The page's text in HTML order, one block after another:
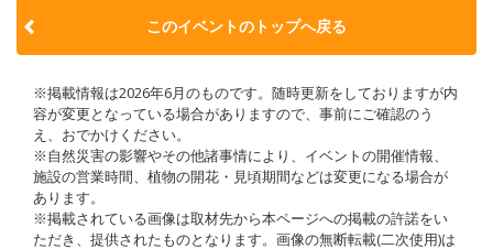
このイベントのトップへ戻る
※掲載情報は2026年6月のものです。随時更新をしておりますが内
容が変更となっている場合がありますので、事前にご確認のう
え、おでかけください。
※自然災害の影響やその他諸事情により、イベントの開催情報、
施設の営業時間、植物の開花・見頃期間などは変更になる場合が
あります。
※掲載されている画像は取材先から本ページへの掲載の許諾をい
ただき、提供されたものとなります。画像の無断転載(二次使用)は